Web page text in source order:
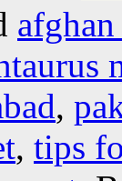
,
, tips